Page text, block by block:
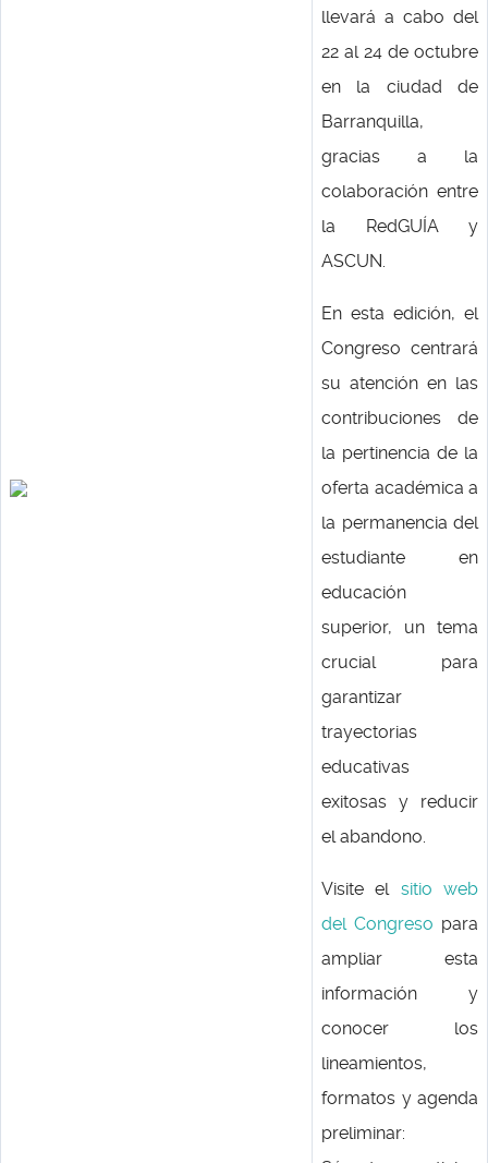
llevará a cabo del
22 al 24 de octubre
en la ciudad de
Barranquilla,
gracias a la
colaboración entre
la RedGUÍA y
ASCUN.
En esta edición, el
Congreso centrará
su atención en las
contribuciones de
la pertinencia de la
oferta académica a
la permanencia del
estudiante en
educación
superior, un tema
crucial para
garantizar
trayectorias
educativas
exitosas y reducir
el abandono.
Visite el sitio web
del Congreso para
ampliar esta
información y
conocer los
lineamientos,
formatos y agenda
preliminar: